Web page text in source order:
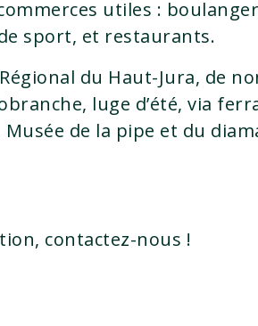
utiles :
sport, et restaurants.
du Haut-Jura, de
luge d’été, via
de la pipe et du
contactez-nous !